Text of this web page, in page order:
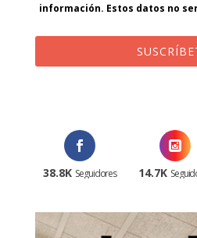
información. Estos datos no
38.8K Seguidores 14.7K